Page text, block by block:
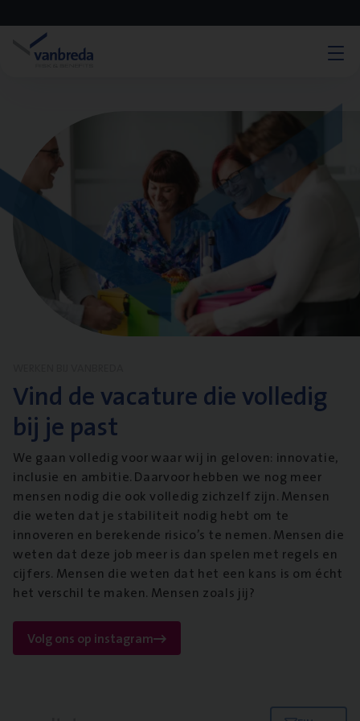
Vind de vacature die volledig
bij je past
We gaan volledig voor waar wij in geloven: innovatie,
inclusie en ambitie. Daarvoor hebben we nog meer
mensen nodig die ook volledig zichzelf zijn. Mensen
die weten dat je stabiliteit nodig hebt om te
innoveren en berekende risico’s te nemen. Mensen die
weten dat deze job meer is dan spelen met regels en
cijfers. Mensen die weten dat het een kans is om écht
het verschil te maken. Mensen zoals jij?
Volg ons op instagram